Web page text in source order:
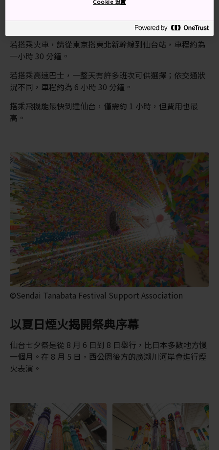
高速巴士。
若搭乘火車，請從東京搭東北新幹線到仙台站，車程約為
一小時 30 分鐘。
若搭乘高速巴士，一整天有許多班次可供選擇；依交通狀
況不同，車程約為 6 小時 30 分鐘。
搭乘飛機能最快到達仙台，僅需約 1 小時，但費用也最
高。
©Sendai Tanabata Festival Support Association
以夏日煙火揭開祭典序幕
仙台七夕祭是從 8 月 6 日到 8 日舉行，比日本多數地方慢
一個月。在 8 月 5 日，西公園後方的廣瀨川河岸會進行煙
火表演。